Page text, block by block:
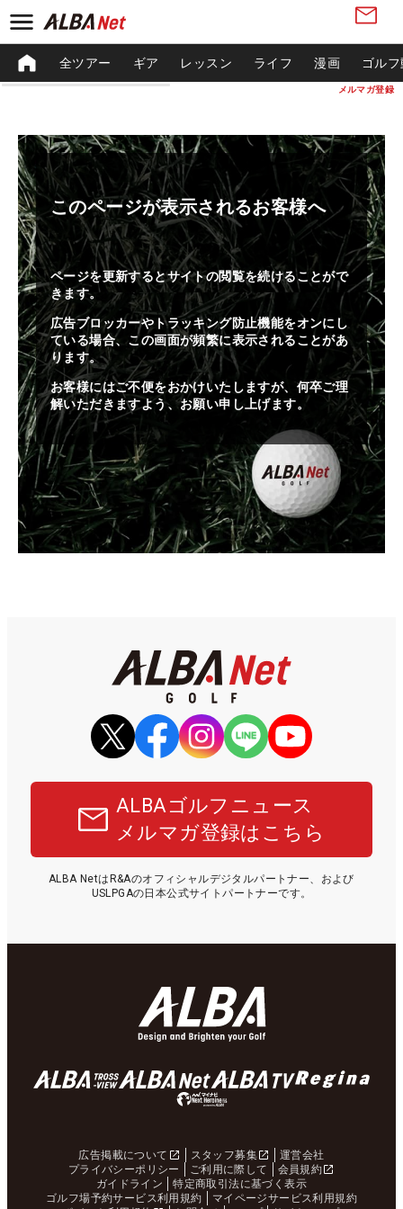
メルマガ登録
全ツアー ギア レッスン ライフ 漫画 ゴル
このページが表示されるお客様へ
ページを更新するとサイトの閲覧を続けることがで
きます。
広告ブロッカーやトラッキング防止機能をオンにし
ている場合、この画面が頻繁に表示されることがあ
ります。
お客様にはご不便をおかけいたしますが、何卒ご理
解いただきますよう、お願い申し上げます。
ALBAゴルフニュース
メルマガ登録はこちら
ALBA NetはR&Aのオフィシャルデジタルパートナー、および
USLPGAの日本公式サイトパートナーです。
広告掲載について スタッフ募集
運営会社
プライバシーポリシー
ご利用に際して
会員規約
ガイドライン
特定商取引法に基づく表示
ゴルフ場予約サービス利用規約
マイページサービス利用規約